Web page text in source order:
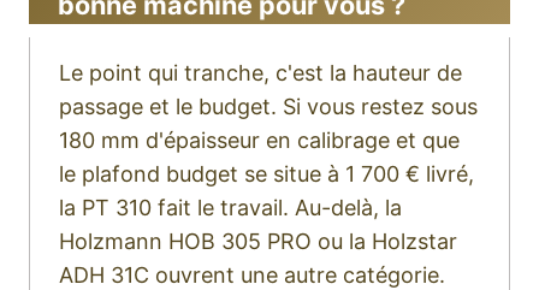
Le point qui tranche, c'est la hauteur de
passage et le budget. Si vous restez sous
180 mm d'épaisseur en calibrage et que
le plafond budget se situe à 1 700 € livré,
la PT 310 fait le travail. Au-delà, la
Holzmann HOB 305 PRO ou la Holzstar
ADH 31C ouvrent une autre catégorie.